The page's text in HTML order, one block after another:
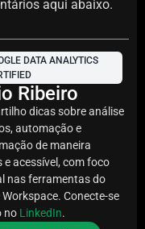
aqui abaixo.
DATA ANALYTICS
Ribeiro
dicas sobre análise
automação e
de maneira
e acessível, com foco
nas ferramentas do
Workspace. Conecte-se
no LinkedIn.